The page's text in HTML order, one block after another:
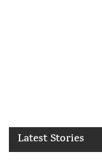
Latest Stories